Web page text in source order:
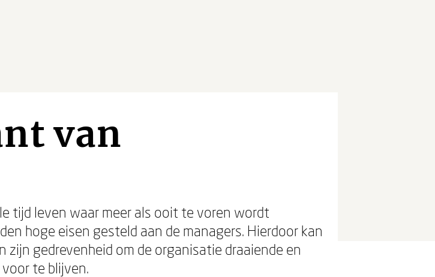
van
tijd leven waar meer als ooit te voren wordt
hoge eisen gesteld aan de managers. Hierdoor kan
gedrevenheid om de organisatie draaiende en
te blijven.